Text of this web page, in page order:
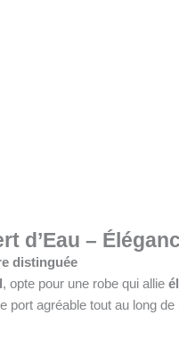
d’Eau –
distinguée
, opte pour une robe qui allie
agréable tout au long de